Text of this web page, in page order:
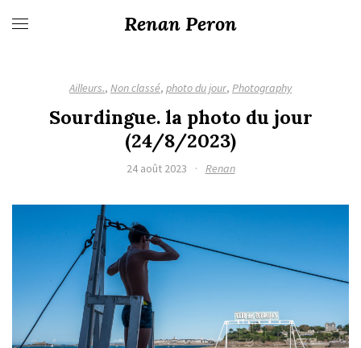
Renan Peron
Ailleurs., Non classé, photo du jour, Photography
Sourdingue. la photo du jour
(24/8/2023)
24 août 2023 · Renan